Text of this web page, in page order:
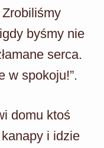
byśmy nie
serca.
w spokoju!”.
domu ktoś
i idzie